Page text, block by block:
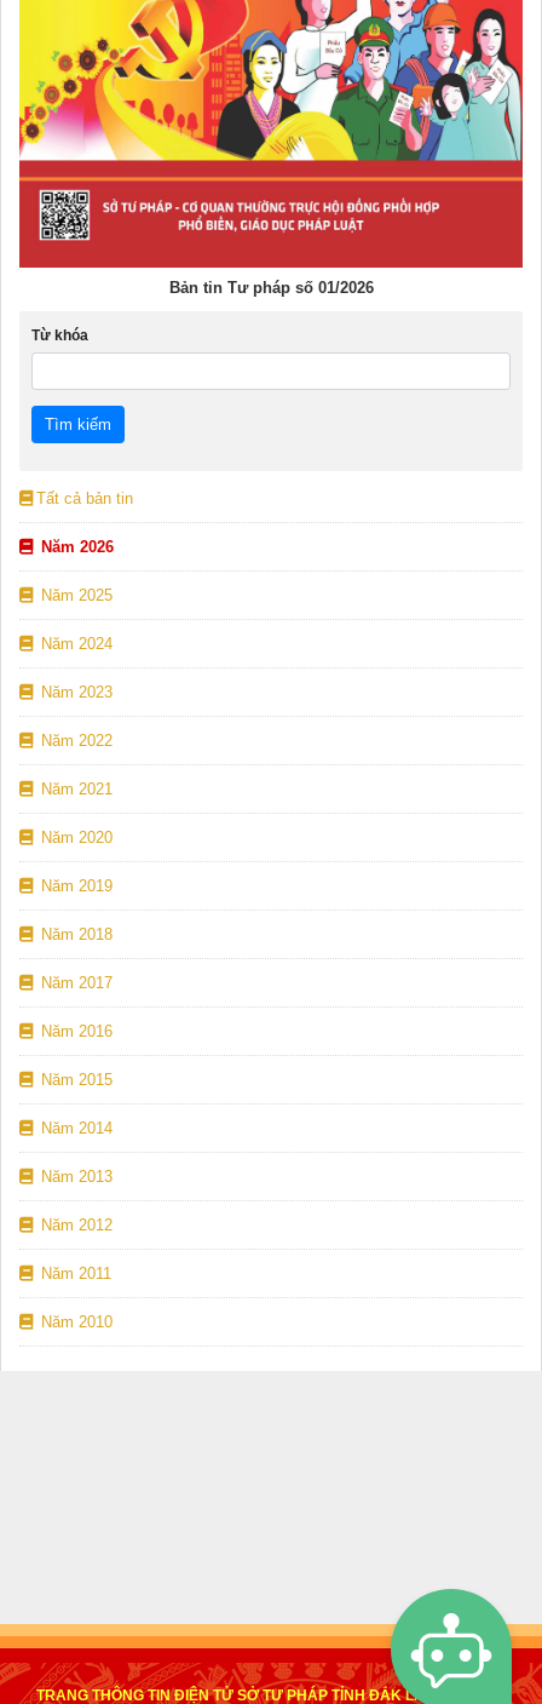
Bản tin Tư pháp số 01/2026
Từ khóa
Tất cả bản tin
Năm 2026
Năm 2025
Năm 2024
Năm 2023
Năm 2022
Năm 2021
Năm 2020
Năm 2019
Năm 2018
Năm 2017
Năm 2016
Năm 2015
Năm 2014
Năm 2013
Năm 2012
Năm 2011
Năm 2010
TRANG THÔNG TIN ĐIỆN TỬ SỞ TƯ PHÁP TỈNH ĐẮK LẮK